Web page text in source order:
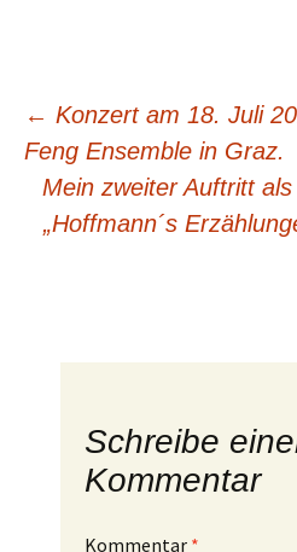
Beitrags-
Navigation
← Konzert am 18. Juli
Feng Ensemble in Graz.
Mein zweiter Auftritt
„Hoffmann´s
Schreibe
Kommentar
Kommentar *